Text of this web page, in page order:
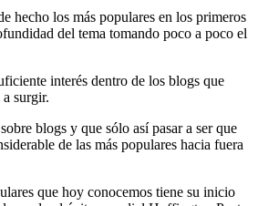
hecho los más populares en los primeros
del tema tomando poco a poco el
interés dentro de los blogs que
surgir.
blogs y que sólo así pasar a ser que
de las más populares hacia fuera
que hoy conocemos tiene su inicio